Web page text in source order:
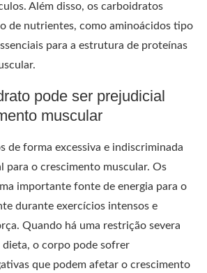
Além disso, os carboidratos
de nutrientes, como aminoácidos tipo
para a estrutura de proteínas
pode ser prejudicial
muscular
de forma excessiva e indiscriminada
para o crescimento muscular. Os
importante fonte de energia para o
durante exercícios intensos e
Quando há uma restrição severa
o corpo pode sofrer
que podem afetar o crescimento